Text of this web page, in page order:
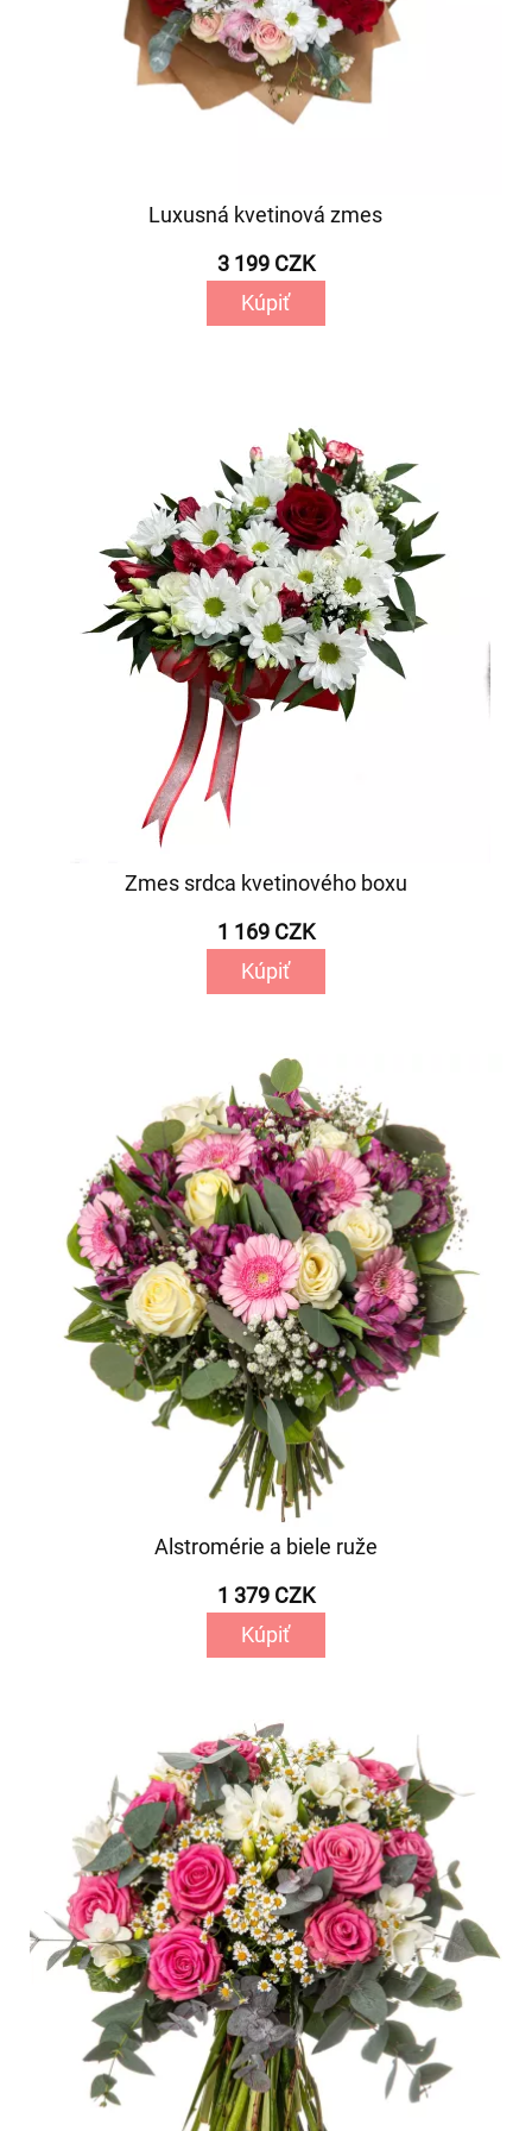
Luxusná kvetinová zmes
3 199 CZK
Kúpiť
Zmes srdca kvetinového boxu
1 169 CZK
Kúpiť
Alstromérie a biele ruže
1 379 CZK
Kúpiť